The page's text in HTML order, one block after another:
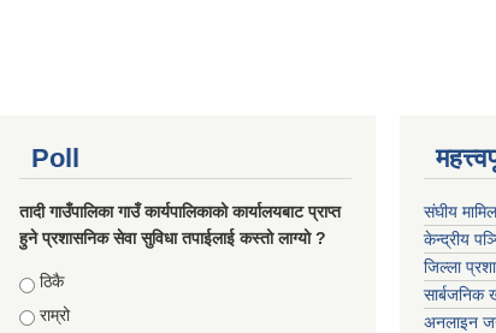
Poll
तादी गाउँपालिका गाउँ कार्यपालिकाको कार्यालयबाट प्राप्त
हुने प्रशासनिक सेवा सुविधा तपाईलाई कस्तो लाग्यो ?
Choices
ठिकै
राम्रो
संघीय
केन्द्रीय
जिल्ला
सार्बजनिक
अनलाइन